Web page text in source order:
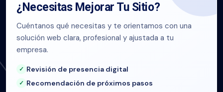
¿Necesitas Mejorar Tu Sitio?
Cuéntanos qué necesitas y te orientamos con una
solución web clara, profesional y ajustada a tu
empresa.
Revisión de presencia digital
Recomendación de próximos pasos